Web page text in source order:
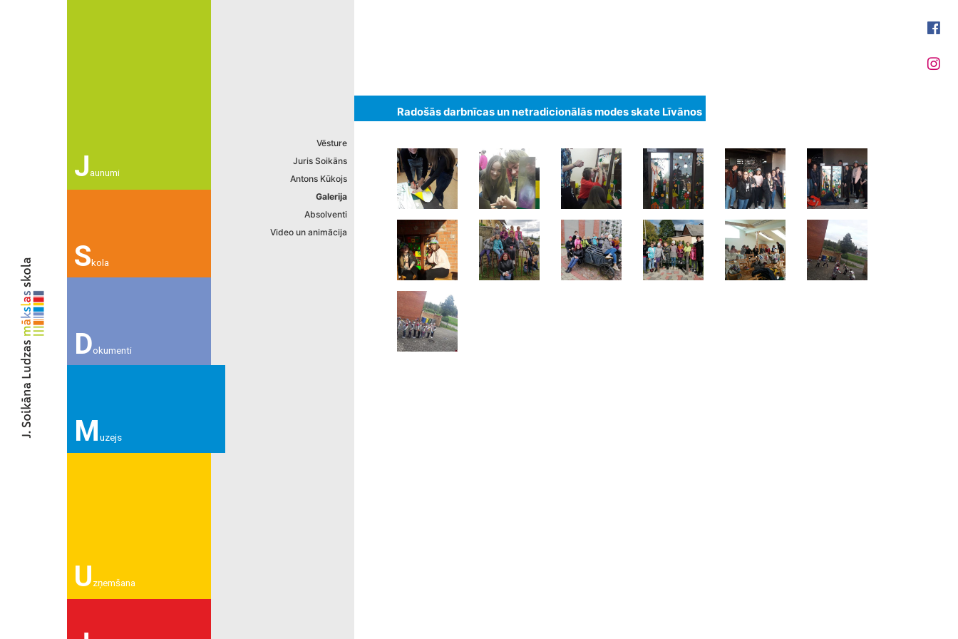
Jaunumi
Skola
Dokumenti
Muzejs
Vēsture
Juris Soikāns
Antons Kūkojs
Galerija
Absolventi
Video un animācija
U zņemšana
Radošās darbnīcas un netradicionālās modes skate Līvānos